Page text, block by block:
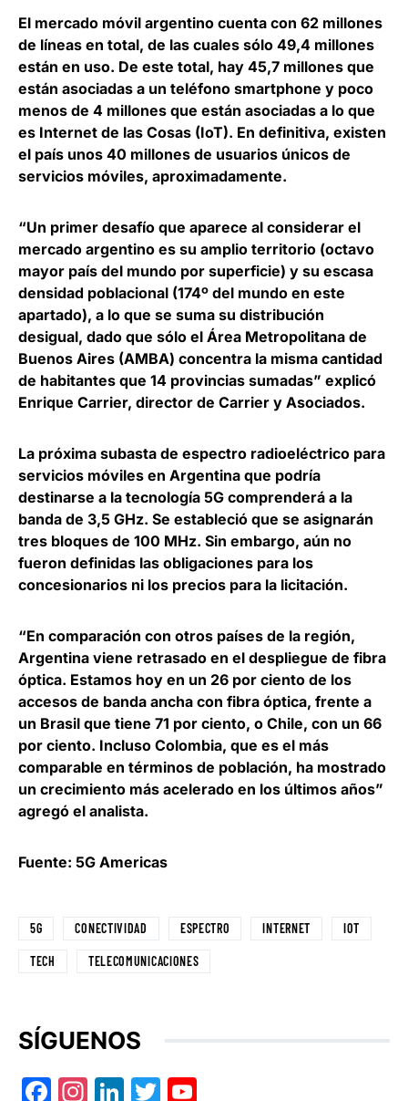
El mercado móvil argentino cuenta con 62 millones
de líneas en total, de las cuales sólo 49,4 millones
están en uso. De este total, hay 45,7 millones que
están asociadas a un teléfono smartphone y poco
menos de 4 millones que están asociadas a lo que
es Internet de las Cosas (IoT). En definitiva, existen
el país unos 40 millones de usuarios únicos de
servicios móviles, aproximadamente.
“Un primer desafío que aparece al considerar el
mercado argentino es su amplio territorio (octavo
mayor país del mundo por superficie) y su escasa
densidad poblacional (174º del mundo en este
apartado), a lo que se suma su distribución
desigual, dado que sólo el Área Metropolitana de
Buenos Aires (AMBA) concentra la misma cantidad
de habitantes que 14 provincias sumadas” explicó
Enrique Carrier, director de Carrier y Asociados.
La próxima subasta de espectro radioeléctrico para
servicios móviles en Argentina que podría
destinarse a la tecnología 5G comprenderá a la
banda de 3,5 GHz. Se estableció que se asignarán
tres bloques de 100 MHz. Sin embargo, aún no
fueron definidas las obligaciones para los
concesionarios ni los precios para la licitación.
“En comparación con otros países de la región,
Argentina viene retrasado en el despliegue de fibra
óptica. Estamos hoy en un 26 por ciento de los
accesos de banda ancha con fibra óptica, frente a
un Brasil que tiene 71 por ciento, o Chile, con un 66
por ciento. Incluso Colombia, que es el más
comparable en términos de población, ha mostrado
un crecimiento más acelerado en los últimos años”
agregó el analista.
Fuente: 5G Americas
5G CONECTIVIDAD ESPECTRO INTERNET IOT
TECH TELECOMUNICACIONES
SÍGUENOS
Facebook
Instagram
LinkedIn
Twitter